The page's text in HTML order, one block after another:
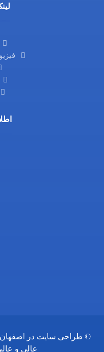
© طراحی سایت در اصفهان
عالی و